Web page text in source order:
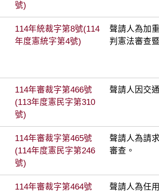
號)
114年統裁字第8號(114
年度憲統字第4號)
聲請人為加
判憲法審查
114年審裁字第466號
(113年度憲民字第310
號)
聲請人因交
114年審裁字第465號
(114年度憲民字第246
號)
聲請人為請
審查。
114年審裁字第464號
聲請人為任